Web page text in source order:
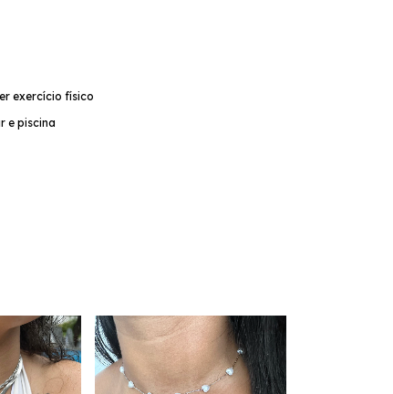
exercício físico
e piscina